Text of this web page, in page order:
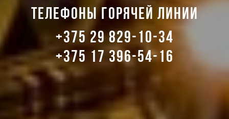
Телефоны горячей линии
+375 29 829-10-34
+375 17 396-54-16